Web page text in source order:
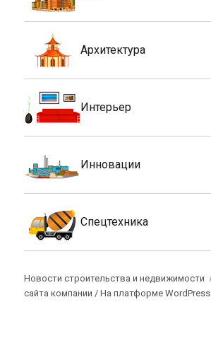
Архитектура
Интерьер
Инновации
Спецтехника
Новости строительства и недвижимости
сайта компании /На платформе WordPress